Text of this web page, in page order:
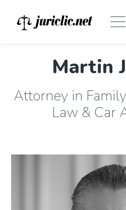
Martin
Attorney in
Law & Car